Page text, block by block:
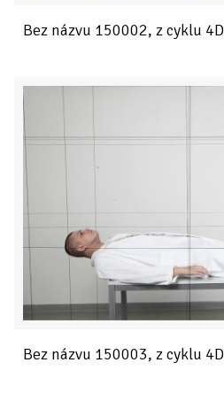
Bez názvu 150002, z cyklu 4D
Bez názvu 150003, z cyklu 4D